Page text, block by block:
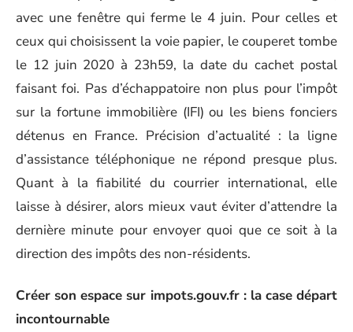
avec une fenêtre qui ferme le 4 juin. Pour celles et
ceux qui choisissent la voie papier, le couperet tombe
le 12 juin 2020 à 23h59, la date du cachet postal
faisant foi. Pas d’échappatoire non plus pour l’impôt
sur la fortune immobilière (IFI) ou les biens fonciers
détenus en France. Précision d’actualité : la ligne
d’assistance téléphonique ne répond presque plus.
Quant à la fiabilité du courrier international, elle
laisse à désirer, alors mieux vaut éviter d’attendre la
dernière minute pour envoyer quoi que ce soit à la
direction des impôts des non-résidents.
Créer son espace sur impots.gouv.fr : la case départ
incontournable